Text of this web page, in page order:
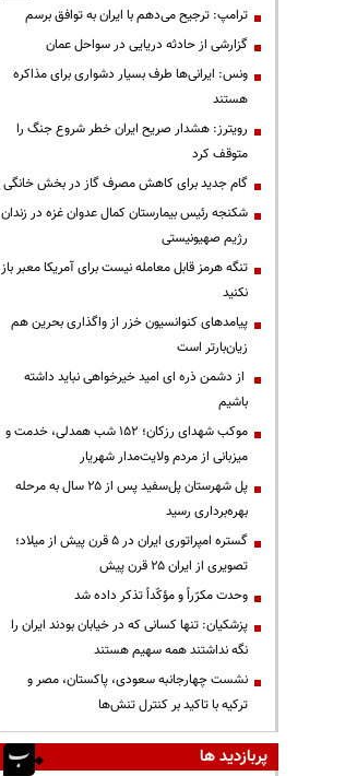
ترامپ: ترجیح می‌دهم با ایران به توافق برسم
گزارشی از حادثه دریایی در سواحل عمان
ونس: ایرانی‌ها طرف بسیار دشواری برای مذاکره
هستند
رویترز: هشدار صریح ایران خطر شروع جنگ را
متوقف کرد
گام جدید برای کاهش مصرف گاز در بخش خانگی
شکنجه رئیس بیمارستان کمال عدوان غزه در زندان
رژیم صهیونیستی
تنگه هرمز قابل معامله نیست برای آمریکا معبر باز
نکنید
پیامدهای کنوانسیون خزر از واگذاری بحرین هم
زیان‌بارتر است
از دشمن ذره ای امید خیرخواهی نباید داشته
باشیم
موکب شهدای رزکان؛ ۱۵۲ شب همدلی، خدمت و
میزبانی از مردم ولایت‌مدار شهریار
پل شهرستان پل‌سفید پس از ۲۵ سال به مرحله
بهره‌برداری رسید
گستره امپراتوری ایران در ۵ قرن پیش از میلاد؛
تصویری از ایران ۲۵ قرن پیش
وحدت مکرّراً و مؤکّداً تذکر داده شد
پزشکیان: تنها کسانی که در خیابان بودند ایران را
نگه نداشتند همه سهیم هستند
نشست چهارجانبه سعودی، پاکستان، مصر و
ترکیه با تاکید بر کنترل تنش‌ها
پربازدید ها